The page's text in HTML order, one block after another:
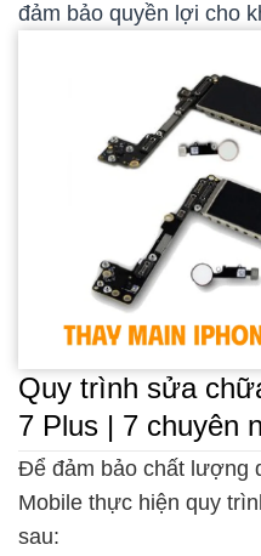
đảm bảo quyền lợi cho
Quy trình sửa
7 Plus | 7 chuyên
Để đảm bảo chất lượng
Mobile thực hiện quy
sau: